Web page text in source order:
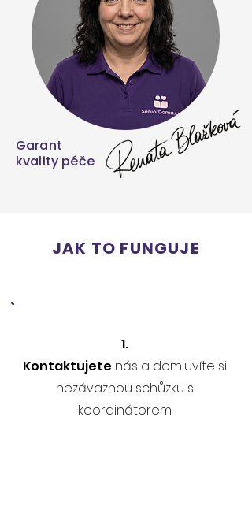
Garant
kvality péče
JAK TO FUNGUJE
1.
Kontaktujete nás a domluvíte si
nezávaznou schůzku s
koordinátorem